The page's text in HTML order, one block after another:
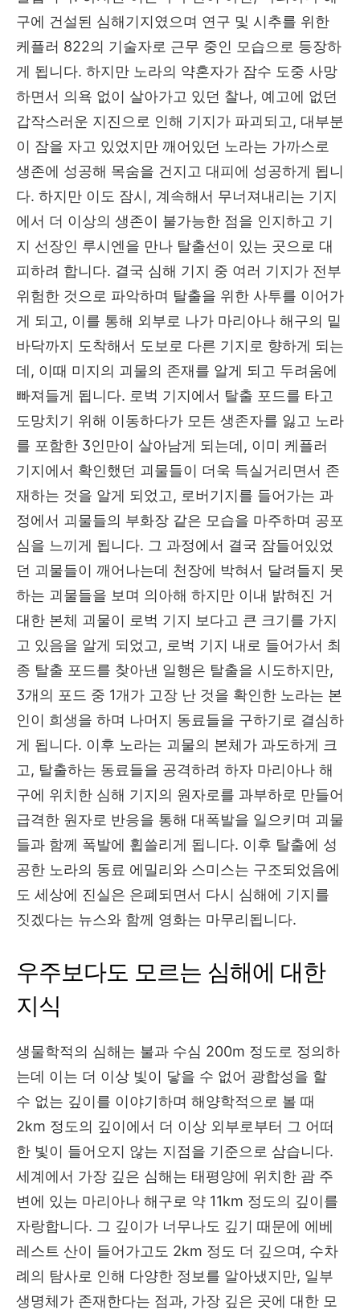
구에 건설된 심해기지였으며 연구 및 시추를 위한
케플러 822의 기술자로 근무 중인 모습으로 등장하
게 됩니다. 하지만 노라의 약혼자가 잠수 도중 사망
하면서 의욕 없이 살아가고 있던 찰나, 예고에 없던
갑작스러운 지진으로 인해 기지가 파괴되고, 대부분
이 잠을 자고 있었지만 깨어있던 노라는 가까스로
생존에 성공해 목숨을 건지고 대피에 성공하게 됩니
다. 하지만 이도 잠시, 계속해서 무너져내리는 기지
에서 더 이상의 생존이 불가능한 점을 인지하고 기
지 선장인 루시엔을 만나 탈출선이 있는 곳으로 대
피하려 합니다. 결국 심해 기지 중 여러 기지가 전부
위험한 것으로 파악하며 탈출을 위한 사투를 이어가
게 되고, 이를 통해 외부로 나가 마리아나 해구의 밑
바닥까지 도착해서 도보로 다른 기지로 향하게 되는
데, 이때 미지의 괴물의 존재를 알게 되고 두려움에
빠져들게 됩니다. 로벅 기지에서 탈출 포드를 타고
도망치기 위해 이동하다가 모든 생존자를 잃고 노라
를 포함한 3인만이 살아남게 되는데, 이미 케플러
기지에서 확인했던 괴물들이 더욱 득실거리면서 존
재하는 것을 알게 되었고, 로버기지를 들어가는 과
정에서 괴물들의 부화장 같은 모습을 마주하며 공포
심을 느끼게 됩니다. 그 과정에서 결국 잠들어있었
던 괴물들이 깨어나는데 천장에 박혀서 달려들지 못
하는 괴물들을 보며 의아해 하지만 이내 밝혀진 거
대한 본체 괴물이 로벅 기지 보다고 큰 크기를 가지
고 있음을 알게 되었고, 로벅 기지 내로 들어가서 최
종 탈출 포드를 찾아낸 일행은 탈출을 시도하지만,
3개의 포드 중 1개가 고장 난 것을 확인한 노라는 본
인이 희생을 하며 나머지 동료들을 구하기로 결심하
게 됩니다. 이후 노라는 괴물의 본체가 과도하게 크
고, 탈출하는 동료들을 공격하려 하자 마리아나 해
구에 위치한 심해 기지의 원자로를 과부하로 만들어
급격한 원자로 반응을 통해 대폭발을 일으키며 괴물
들과 함께 폭발에 휩쓸리게 됩니다. 이후 탈출에 성
공한 노라의 동료 에밀리와 스미스는 구조되었음에
도 세상에 진실은 은폐되면서 다시 심해에 기지를
짓겠다는 뉴스와 함께 영화는 마무리됩니다.
우주보다도 모르는 심해에 대한
지식
생물학적의 심해는 불과 수심 200m 정도로 정의하
는데 이는 더 이상 빛이 닿을 수 없어 광합성을 할
수 없는 깊이를 이야기하며 해양학적으로 볼 때
2km 정도의 깊이에서 더 이상 외부로부터 그 어떠
한 빛이 들어오지 않는 지점을 기준으로 삼습니다.
세계에서 가장 깊은 심해는 태평양에 위치한 괌 주
변에 있는 마리아나 해구로 약 11km 정도의 깊이를
자랑합니다. 그 깊이가 너무나도 깊기 때문에 에베
레스트 산이 들어가고도 2km 정도 더 깊으며, 수차
례의 탐사로 인해 다양한 정보를 알아냈지만, 일부
생명체가 존재한다는 점과, 가장 깊은 곳에 대한 모